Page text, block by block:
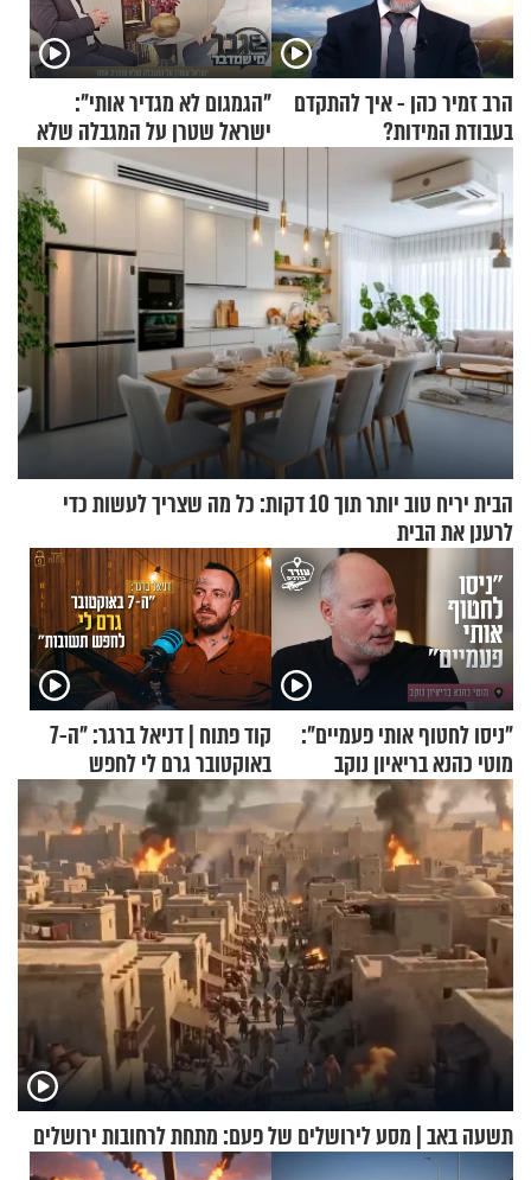
הרב זמיר כהן - איך להתקדם
בעבודת המידות?
"הגמגום לא מגדיר אותי":
ישראל שטרן על המגבלה שלא
הבית יריח טוב יותר תוך 10 דקות: כל מה שצריך לעשות כדי
לרענן את הבית
"ניסו לחטוף אותי פעמיים":
מוטי כהנא בריאיון נוקב
קוד פתוח | דניאל ברגר: "ה-7
באוקטובר גרם לי לחפש
תשובות"
תשעה באב | מסע לירושלים של פעם: מתחת לרחובות ירושלים